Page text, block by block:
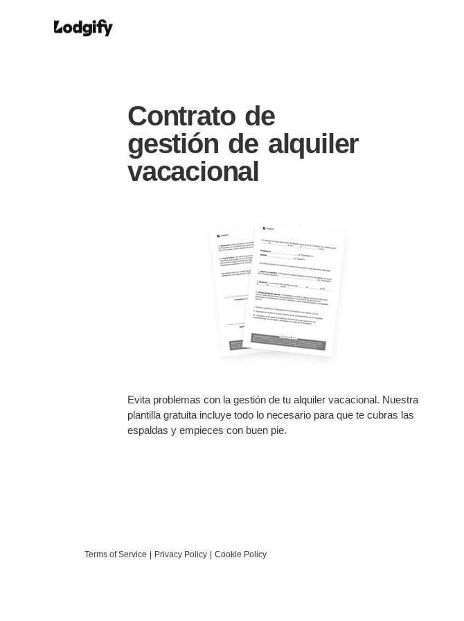
Contrato de
gestión de alquiler
vacacional
Evita problemas con la gestión de tu alquiler vacacional. Nuestra
plantilla gratuita incluye todo lo necesario para que te cubras las
espaldas y empieces con buen pie.
Terms of Service Privacy Policy Cookie Policy